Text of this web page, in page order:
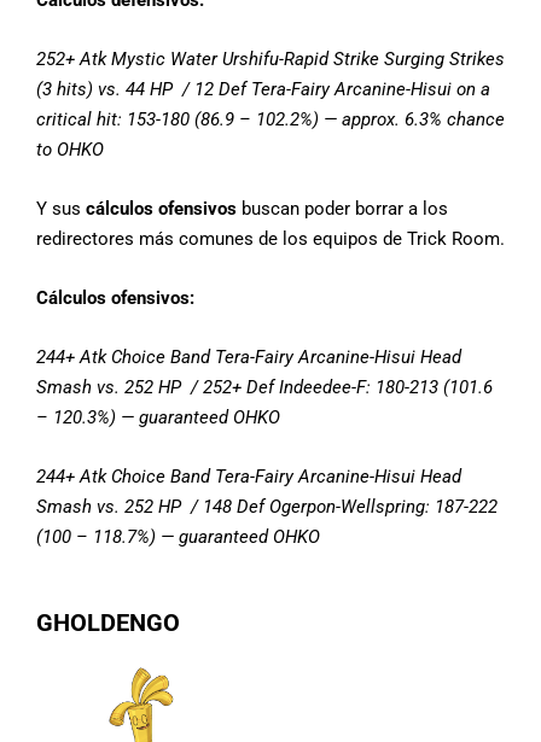
252+ Atk Mystic Water Urshifu-Rapid Strike Surging Strikes
(3 hits) vs. 44 HP / 12 Def Tera-Fairy Arcanine-Hisui on a
critical hit: 153-180 (86.9 – 102.2%) — approx. 6.3% chance
to OHKO
Y sus cálculos ofensivos buscan poder borrar a los
redirectores más comunes de los equipos de Trick Room.
Cálculos ofensivos:
244+ Atk Choice Band Tera-Fairy Arcanine-Hisui Head
Smash vs. 252 HP / 252+ Def Indeedee-F: 180-213 (101.6
– 120.3%) — guaranteed OHKO
244+ Atk Choice Band Tera-Fairy Arcanine-Hisui Head
Smash vs. 252 HP / 148 Def Ogerpon-Wellspring: 187-222
(100 – 118.7%) — guaranteed OHKO
GHOLDENGO